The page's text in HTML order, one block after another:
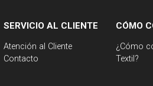
SERVICIO AL CLIENTE
Atención al Cliente
Contacto
CÓMO
¿Cómo
Textil?